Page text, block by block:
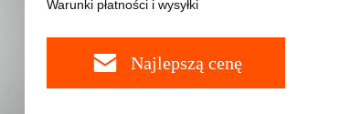
Warunki płatności i wysyłki
Najlepszą cenę